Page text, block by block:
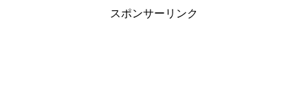
スポンサーリンク